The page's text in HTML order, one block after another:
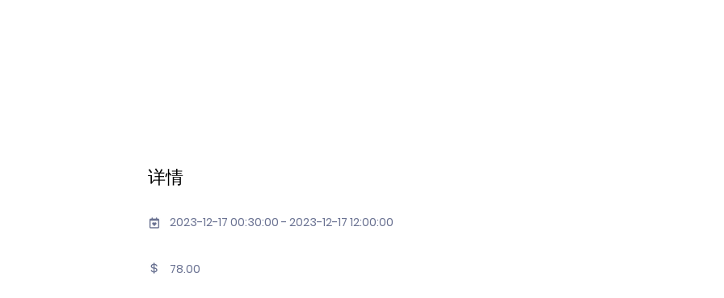
详情
2023-12-17 00:30:00 - 2023-12-17 12:00:00
78.00